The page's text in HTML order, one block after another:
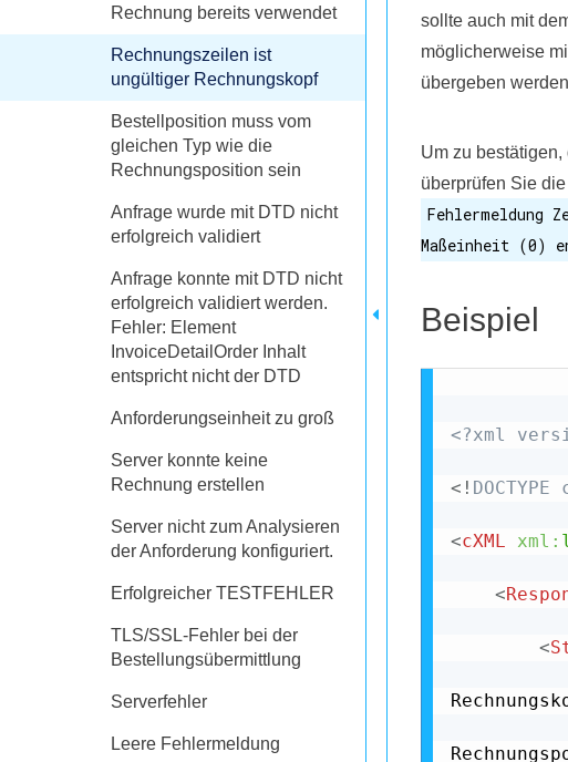
sollte auch mit
möglicherweise
übergeben
Um zu
überprüfen Sie
Fehlermeldung
Maßeinheit (0)
Beispiel
<?xml
<! DOCTYPE
<cXML xml:
<
<
Rechnung bereits verwendet
Rechnungszeilen ist
ungültiger Rechnungskopf
Bestellposition muss vom
gleichen Typ wie die
Rechnungsposition sein
Anfrage wurde mit DTD nicht
erfolgreich validiert
Anfrage konnte mit DTD nicht
erfolgreich validiert werden.
Fehler: Element
InvoiceDetailOrder Inhalt
entspricht nicht der DTD
Anforderungseinheit zu groß
Server konnte keine
Rechnung erstellen
Server nicht zum Analysieren
der Anforderung konfiguriert.
Erfolgreicher TESTFEHLER
TLS/SSL-Fehler bei der
Bestellungsübermittlung
Serverfehler
Leere Fehlermeldung